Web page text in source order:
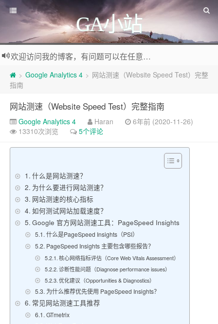
GA小站
欢迎访问我的博客，有问题可以在任意文章底部留言评论
> Google Analytics 4 > 网站测速（Website Speed Test）完整
指南
网站测速（Website Speed Test）完整指南
Google Analytics 4 Haran
6年前 (2020-11-26)
13310次浏览
5个评论
什么是网站测速？
为什么要进行网站测速？
网站测速的核心指标
如何测试网站加载速度？
Google 官方网站测速工具：PageSpeed Insights
什么是PageSpeed Insights（PSI）
PageSpeed Insights 主要包含哪些报告？
核心网络指标评估（Core Web Vitals Assessment）
诊断性能问题（Diagnose performance issues）
优化建议（Opportunities & Diagnostics）
为什么推荐优先使用 PageSpeed Insights？
常见网站测速工具推荐
GTmetrix